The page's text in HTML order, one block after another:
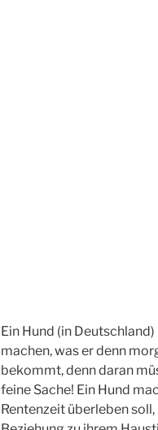
Ein Hund (in
machen, was er denn
bekommt, denn daran
feine Sache! Ein Hund
Rentenzeit überleben